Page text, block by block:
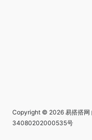
Copyright © 2026 易搭搭网
34080202000535号